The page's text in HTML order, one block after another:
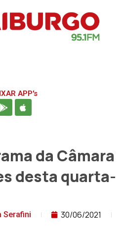
APP's
da Câmara
desta quarta-
Serafini
30/06/2021